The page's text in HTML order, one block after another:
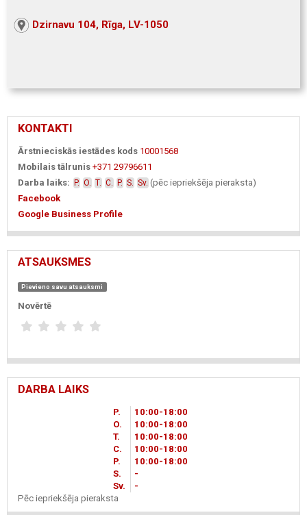
Dzirnavu 104, Rīga, LV-1050
KONTAKTI
Ārstnieciskās iestādes kods 10001568
Mobilais tālrunis +371 29796611
Darba laiks: P. O. T. C. P. S. Sv. (pēc iepriekšēja pieraksta)
Facebook
Google Business Profile
ATSAUKSMES
Pievieno savu atsauksmi
Novērtē
DARBA LAIKS
P. 10 00-18 00
O.
10 00-18 00
T.
10 00-18 00
C.
10 00-18 00
P.
10 00-18 00
S.
-
Sv.
-
Pēc iepriekšēja pieraksta